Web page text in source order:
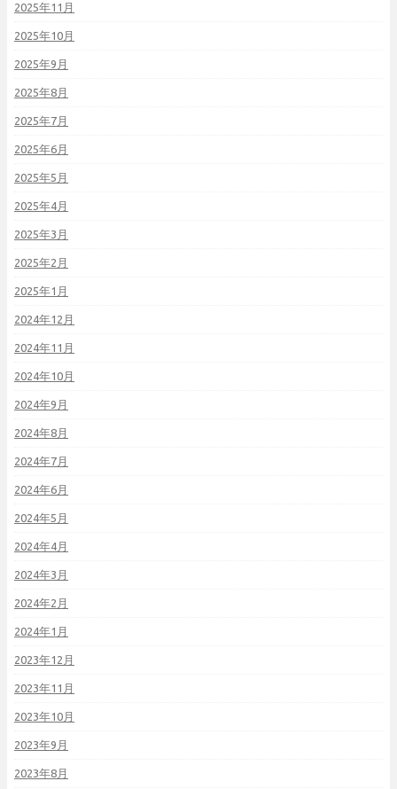
2025年11月
2025年10月
2025年9月
2025年8月
2025年7月
2025年6月
2025年5月
2025年4月
2025年3月
2025年2月
2025年1月
2024年12月
2024年11月
2024年10月
2024年9月
2024年8月
2024年7月
2024年6月
2024年5月
2024年4月
2024年3月
2024年2月
2024年1月
2023年12月
2023年11月
2023年10月
2023年9月
2023年8月